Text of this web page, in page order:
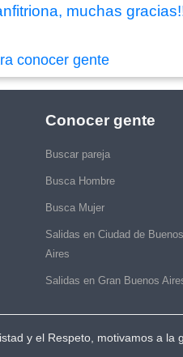
muchas
conocer gente
Conocer gente
Buscar pareja
Busca Hombre
Busca Mujer
Salidas en Ciudad de Buenos
Aires
Salidas en Gran Buenos
y el Respeto, motivamos a la